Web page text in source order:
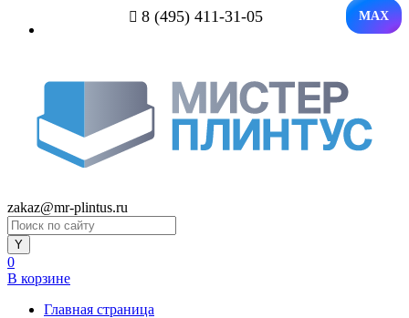
8 (495) 411-31-05 MAX
zakaz@mr-plintus.ru
0
В корзине
Главная страница